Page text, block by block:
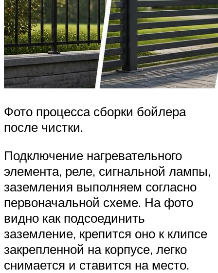
Фото процесса сборки бойлера
после чистки.
Подключение нагревательного
элемента, реле, сигнальной лампы,
заземления выполняем согласно
первоначальной схеме. На фото
видно как подсоединить
заземление, крепится оно к клипсе
закрепленной на корпусе, легко
снимается и ставится на место.